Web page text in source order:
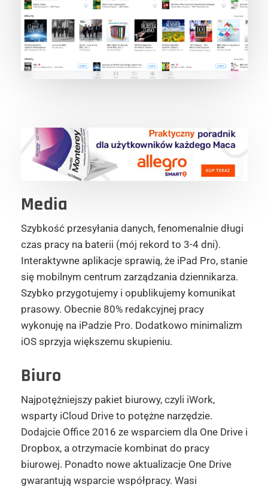
Media
Szybkość przesyłania danych, fenomenalnie długi
czas pracy na baterii (mój rekord to 3-4 dni).
Interaktywne aplikacje sprawią, że iPad Pro, stanie
się mobilnym centrum zarządzania dziennikarza.
Szybko przygotujemy i opublikujemy komunikat
prasowy. Obecnie 80% redakcyjnej pracy
wykonuję na iPadzie Pro. Dodatkowo minimalizm
iOS sprzyja większemu skupieniu.
Biuro
Najpotężniejszy pakiet biurowy, czyli iWork,
wsparty iCloud Drive to potężne narzędzie.
Dodajcie Office 2016 ze wsparciem dla One Drive i
Dropbox, a otrzymacie kombinat do pracy
biurowej. Ponadto nowe aktualizacje One Drive
gwarantują wsparcie współpracy. Wasi